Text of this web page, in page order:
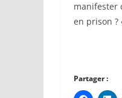
manifester
en prison ?
Partager :